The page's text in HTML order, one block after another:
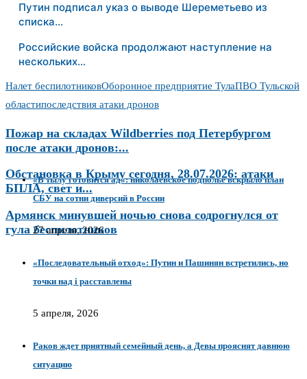
Путин подписал указ о выводе Шереметьево из
списка…
Российские войска продолжают наступление на
нескольких…
Налет беспилотниковОборонное предприятие ТулаПВО Тульской
областипоследствия атаки дронов
Пожар на складах Wildberries под Петербургом
после атаки дронов:...
Обстановка в Крыму сегодня, 28.07.2026: атаки
БПЛА, свет и...
Армянск минувшей ночью снова содрогнулся от
гула беспилотников
«В тылу готовится ад»: николаевское подполье вскрыло план
СБУ на сотни диверсий в России
27 апреля, 2026
«Последовательный отход»: Путин и Пашинян встретились, но
точки над i расставлены
5 апреля, 2026
Раков ждет приятный семейный день, а Девы прояснят давнюю
ситуацию